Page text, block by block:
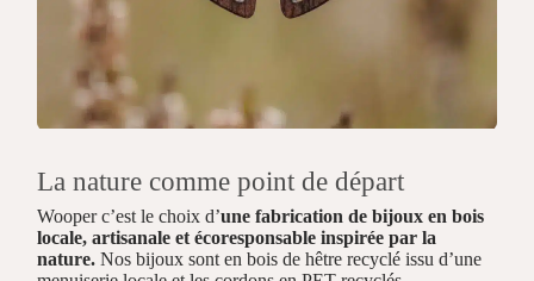
La nature comme point de départ
Wooper c’est le choix d’une fabrication de bijoux en bois
locale, artisanale et écoresponsable inspirée par la
nature. Nos bijoux sont en bois de hêtre recyclé issu d’une